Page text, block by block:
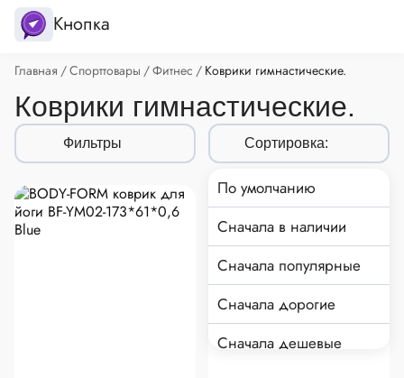
Кнопка
Хлебные крошки
Главная Спорттовары Фитнес Коврики гимнастические.
Коврики гимнастические.
Фильтры Сортировка:
По умолчанию
Сначала в наличии
Сначала популярные
Сначала дорогие
Сначала дешевые